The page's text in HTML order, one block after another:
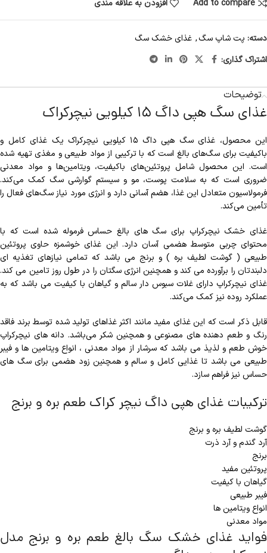
Add to compare افزودن به علاقه مندی
دسته: پت شاپ سگ, غذای خشک سگ
اشتراک گذاری:
توضیحات
غذای سگ هپی داگ ۱۵ کیلویی نیچرکراک
این محصول، غذای سگ هپی داگ ۱۵ کیلویی نیچرکراک یک غذای کامل و
باکیفیت برای سگ‌های بالغ است که با ترکیبی از مواد طبیعی و مغذی تهیه شده
است. این محصول شامل پروتئین‌های باکیفیت، ویتامین‌ها و مواد معدنی
ضروری است که به سلامت پوست، مو و سیستم گوارشی سگ کمک می‌کند.
فرمولاسیون متعادل این غذا، هضم آسانی دارد و انرژی مورد نیاز سگ‌های فعال را
تأمین می‌کند.
غذای خشک نیچرکراپ برای سگ های بالغ حساس فرموله شده است که با
محتوای چربی متوسط هضمی آسان دارد. این غذای خوشمزه حاوی پروتئین
طبیعی ( گوشت لطیف بره ) و برنج می باشد که تمامی نیازهای تغذیه ای
دلبندتان را برآورده می کند و همچنین انرژی سگتان را در طول روز تامین می کند.
غذای نیچرکراپ دارای غلات سبوس دار سالم و گیاهان با کیفیت می باشد که به
عملکرد روده نیز کمک می‌کند.
قابل ذکر است که این غذای مفید مانند اکثر غذاهای تولید شده توسط برند فاقد
رنگ و طعم دهنده های مصنوعی و همچنین شکر می‌باشد. دانه های نیچرکراپ
خوش طعم و لذیذ می باشد که سرشار از مواد معدنی ، انواع ویتامین ها و فیبر
طبیعی می باشد تا غذایی کامل و سالم و همچنین زود هضمی برای سگ های
حساس نیز فراهم سازد.
ترکیبات غذای هپی داگ نیچر کراک طعم بره و برنج
گوشت لطیف بره و برنج
آرد گندم و آرد ذرت
برنج
پروتئین مفید
گیاهان با کیفیت
فیبر طبیعی
انواع ویتامین ها
مواد معدنی
فواید غذای خشک سگ بالغ طعم بره و برنج مدل